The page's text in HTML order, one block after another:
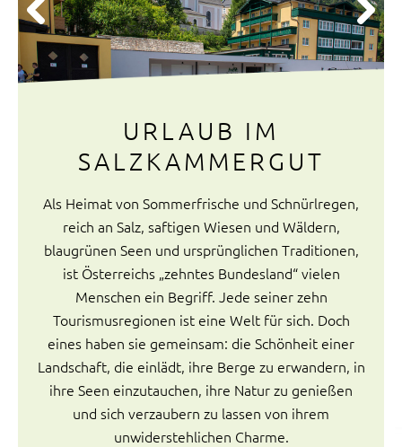
URLAUB IM
SALZKAMMERGUT
Als Heimat von Sommerfrische und Schnürlregen,
reich an Salz, saftigen Wiesen und Wäldern,
blaugrünen Seen und ursprünglichen Traditionen,
ist Österreichs „zehntes Bundesland“ vielen
Menschen ein Begriff. Jede seiner zehn
Tourismusregionen ist eine Welt für sich. Doch
eines haben sie gemeinsam: die Schönheit einer
Landschaft, die einlädt, ihre Berge zu erwandern, in
ihre Seen einzutauchen, ihre Natur zu genießen
und sich verzaubern zu lassen von ihrem
unwiderstehlichen Charme.